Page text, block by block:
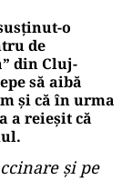
o
de
din Cluj-
să aibă
și că în urma
a reieșit că
și pe